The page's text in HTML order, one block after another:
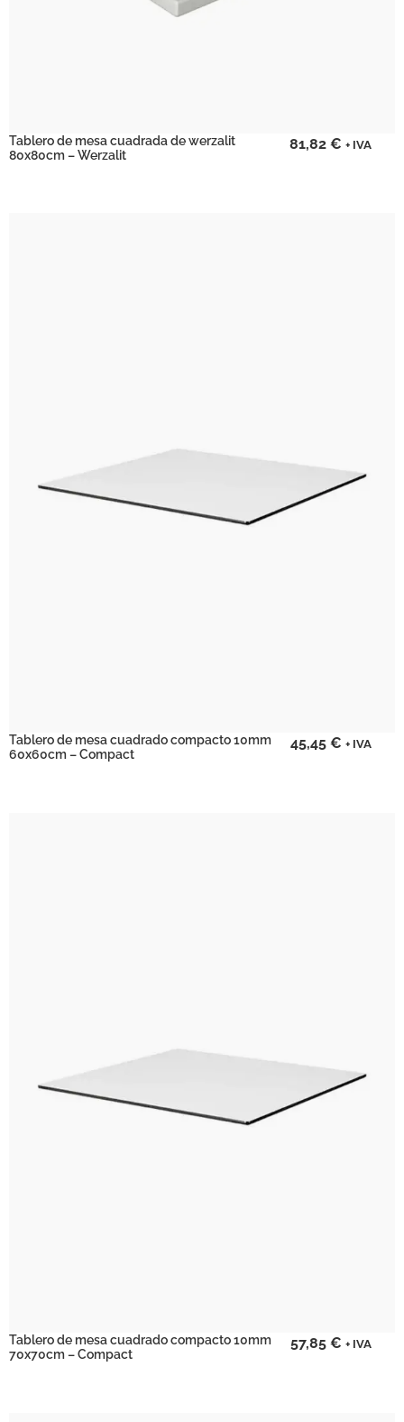
Tablero de mesa cuadrada de werzalit
80x80cm – Werzalit
81,82€ + IVA
Tablero de mesa cuadrado compacto 10mm
60x60cm – Compact
45,45€ + IVA
Tablero de mesa cuadrado compacto 10mm
70x70cm – Compact
57,85€ + IVA